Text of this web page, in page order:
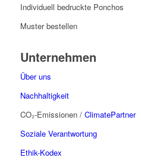
Individuell bedruckte Ponchos
Muster bestellen
Unternehmen
Über uns
Nachhaltigkeit
CO₂-Emissionen / ClimatePartner
Soziale Verantwortung
Ethik-Kodex